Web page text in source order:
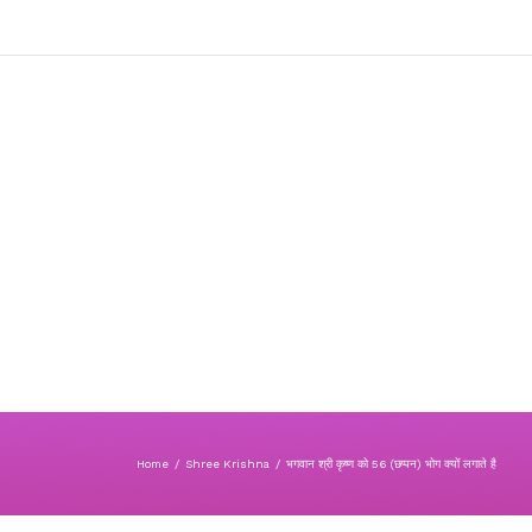
Home / Shree Krishna / भगवान श्री कृष्ण को 56 (छप्पन) भोग क्यों लगाते है